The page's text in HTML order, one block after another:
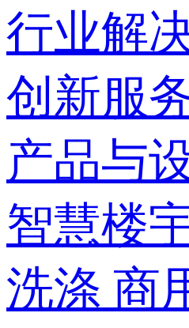
行业解
创新服
产品与
智慧楼
洗涤 商